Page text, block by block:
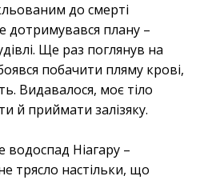
до смерті
плану –
Ще раз поглянув на
побачити пляму крові,
Видавалося, моє тіло
й приймати залізяку.
водоспад Ніагару –
трясло настільки, що